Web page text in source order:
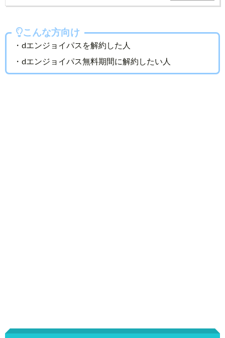
こんな方向け
・dエンジョイパスを解約した人
・dエンジョイパス無料期間に解約したい人